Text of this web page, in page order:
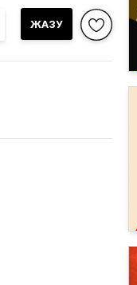
ЖАЗУ